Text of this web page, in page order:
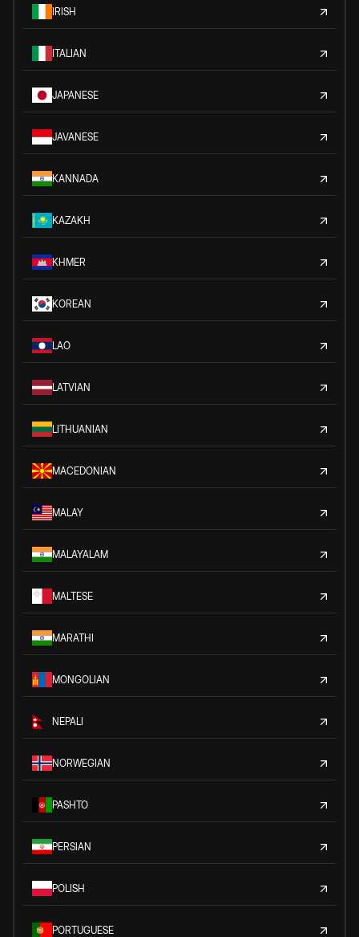
IRISH
ITALIAN
JAPANESE
JAVANESE
KANNADA
KAZAKH
KHMER
KOREAN
LAO
LATVIAN
LITHUANIAN
MACEDONIAN
MALAY
MALAYALAM
MALTESE
MARATHI
MONGOLIAN
NEPALI
NORWEGIAN
PASHTO
PERSIAN
POLISH
PORTUGUESE